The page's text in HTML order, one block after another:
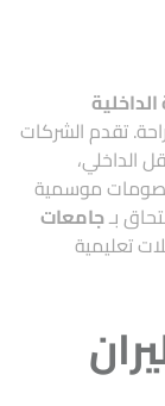
تقدم الشركات
الداخلي،
موسمية
بـجامعات
تعليمية